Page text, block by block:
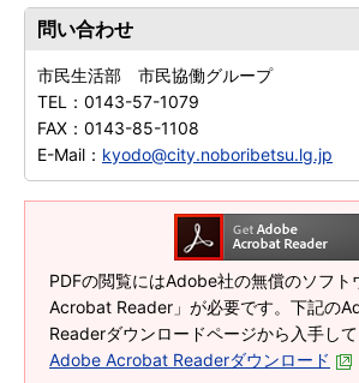
問い合わせ
市民生活部 市民協働グループ
TEL： 0143-57-1079
FAX： 0143-85-1108
E-Mail： kyodo@city.noboribetsu.lg.jp
PDFの閲覧にはAdobe社の無償のソフ
Acrobat Reader」が必要です。下記の
Readerダウンロードページから入手して
Adobe Acrobat Readerダウンロード